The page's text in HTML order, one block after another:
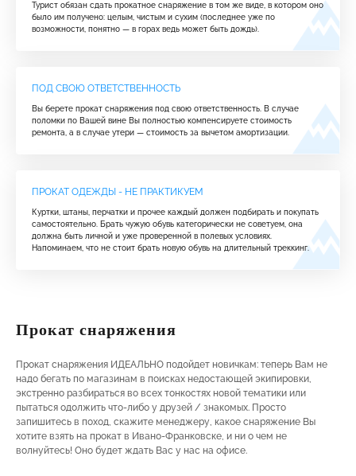
Турист обязан сдать прокатное снаряжение в том же виде, в котором оно
было им получено: целым, чистым и сухим (последнее уже по
возможности, понятно — в горах ведь может быть дождь).
ПОД СВОЮ ОТВЕТСТВЕННОСТЬ
Вы берете прокат снаряжения под свою ответственность. В случае
поломки по Вашей вине Вы полностью компенсируете стоимость
ремонта, а в случае утери — стоимость за вычетом амортизации.
ПРОКАТ ОДЕЖДЫ - НЕ ПРАКТИКУЕМ
Куртки, штаны, перчатки и прочее каждый должен подбирать и покупать
самостоятельно. Брать чужую обувь категорически не советуем, она
должна быть личной и уже проверенной в полевых условиях.
Напоминаем, что не стоит брать новую обувь на длительный треккинг.
Прокат снаряжения
Прокат снаряжения ИДЕАЛЬНО подойдет новичкам: теперь Вам не
надо бегать по магазинам в поисках недостающей экипировки,
экстренно разбираться во всех тонкостях новой тематики или
пытаться одолжить что-либо у друзей / знакомых. Просто
запишитесь в поход, скажите менеджеру, какое снаряжение Вы
хотите взять на прокат в Ивано-Франковске, и ни о чем не
волнуйтесь! Оно будет ждать Вас у нас на офисе.